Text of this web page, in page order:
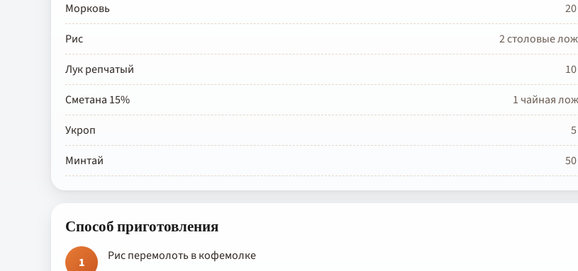
Морковь
Рис
2 столовые
Лук репчатый
Сметана 15%
1 чайная
Укроп
Минтай
Способ приготовления
1 Рис перемолоть в кофемолке